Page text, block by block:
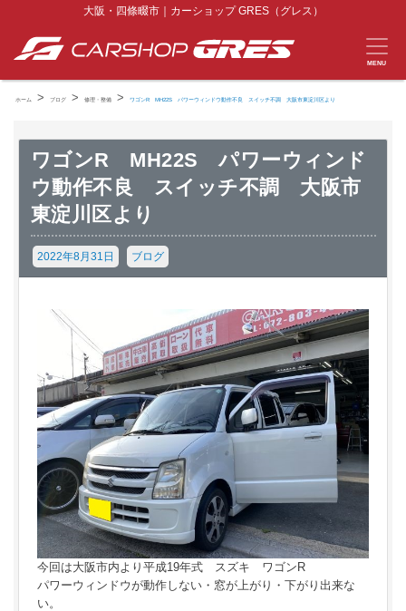
大阪・四條畷市｜カーショップ GRES（グレス）
MENU
ホーム > ブログ > 修理・整備 > ワゴンR MH22S パワーウィンドウ動作不良 スイッチ不調 大阪市東淀川区より
ワゴンR MH22S パワーウィンド
ウ動作不良 スイッチ不調 大阪市
東淀川区より
2022年8月31日 ブログ
今回は大阪市内より平成19年式 スズキ ワゴンR
パワーウィンドウが動作しない・窓が上がり・下がり出来な
い。